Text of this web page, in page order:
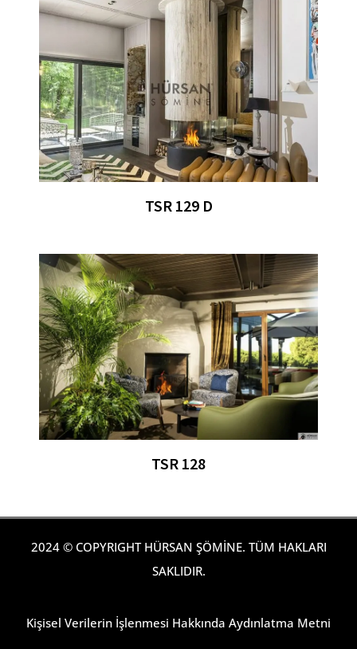
TSR 129 D
TSR 128
2024 © COPYRIGHT HÜRSAN ŞÖMİNE. TÜM HAKLARI
SAKLIDIR.
Kişisel Verilerin İşlenmesi Hakkında Aydınlatma Metni